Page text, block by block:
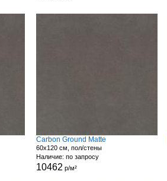
Carbon Ground Matte
60x120 см, пол/стены
Наличие: по запросу
10462 р/м²